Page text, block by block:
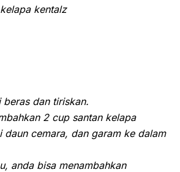
kentalz
beras dan tiriskan.
2 cup santan kelapa
daun cemara, dan garam ke dalam
anda bisa menambahkan